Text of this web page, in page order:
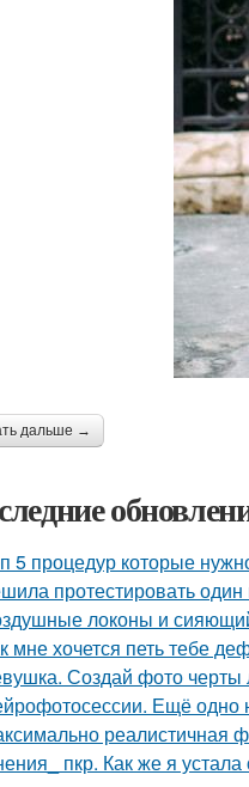
дальше →
5 процедур которые
протестировать
локоны и
мне хочется петь тебе
Создай фото черты
Ещё одно
реалистичная
пкр. Как же я